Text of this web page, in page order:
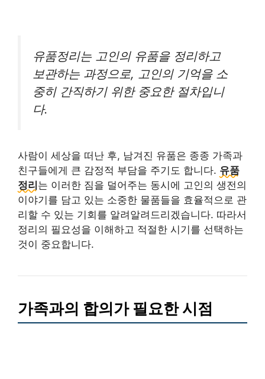
유품정리는 고인의 유품을 정리하고
보관하는 과정으로, 고인의 기억을 소
중히 간직하기 위한 중요한 절차입니
다.
사람이 세상을 떠난 후, 남겨진 유품은 종종 가족과
친구들에게 큰 감정적 부담을 주기도 합니다. 유품
정리는 이러한 짐을 덜어주는 동시에 고인의 생전의
이야기를 담고 있는 소중한 물품들을 효율적으로 관
리할 수 있는 기회를 알려알려드리겠습니다. 따라서
정리의 필요성을 이해하고 적절한 시기를 선택하는
것이 중요합니다.
가족과의 합의가 필요한 시점